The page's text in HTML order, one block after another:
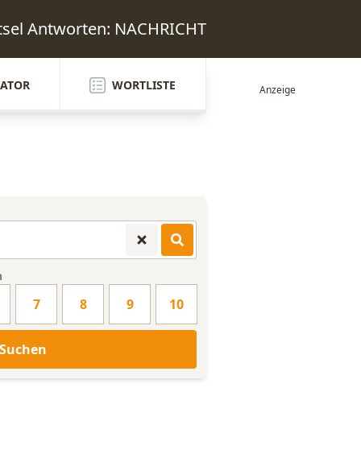
Antworten: NACHRICHT
WORTLISTE
7 8 9 10